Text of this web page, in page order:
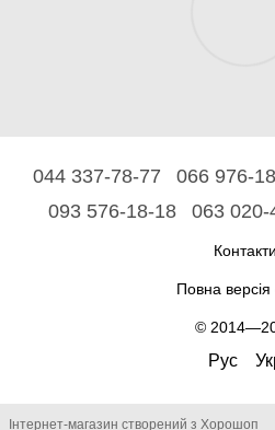
044 337-78-77 066 976-
093 576-18-18
063 020-
Контакти
Повна версія
©
Рус
Інтернет-магазин створений з Хорошоп